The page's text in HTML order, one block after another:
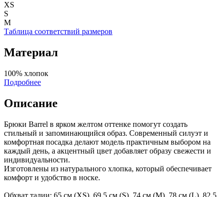
XS
S
M
Таблица соответствий размеров
Материал
100% хлопок
Подробнее
Описание
Брюки Barrel в ярком желтом оттенке помогут создать
стильный и запоминающийся образ. Современный силуэт и
комфортная посадка делают модель практичным выбором на
каждый день, а акцентный цвет добавляет образу свежести и
индивидуальности.
Изготовлены из натурального хлопка, который обеспечивает
комфорт и удобство в носке.
Обхват талии: 65 см (XS), 69,5 см (S), 74 см (М), 78 см (L), 82,5